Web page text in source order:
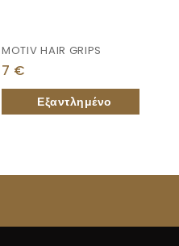
MOTIV HAIR GRIPS
7 €